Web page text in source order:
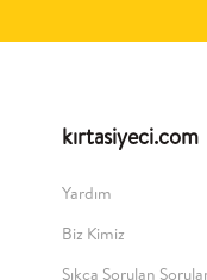
kırtasiyeci.com
Yardım
Biz Kimiz
Sıkça Sorulan